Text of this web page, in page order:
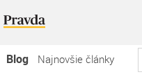
Blog
Najnovšie články